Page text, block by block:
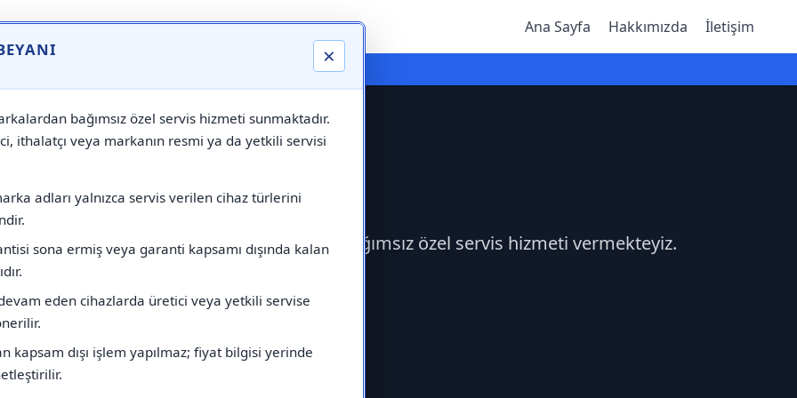
×
bağımsız özel servis hizmeti sunmaktadır.
ithalatçı veya markanın resmi ya da yetkili servisi
adları yalnızca servis verilen cihaz türlerini
sona ermiş veya garanti kapsamı dışında kalan
eden cihazlarda üretici veya yetkili servise
kapsam dışı işlem yapılmaz; fiyat bilgisi yerinde
Ana Sayfa Hakkımızda İletişim
⚠️ Markadan Bağımsız "Özel Servis" Hizmeti
Profilo Servisi çağırabilirsiniz.Markadan bağımsız özel servis hizmeti vermekteyiz.